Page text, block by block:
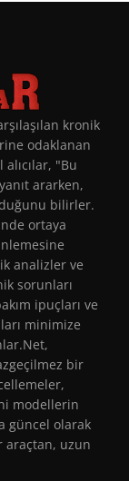
kronik
odaklanan
"Bu
ararken,
bilirler.
ortaya
analizler ve
sorunları
ipuçları ve
minimize
bir
modellerin
güncel olarak
araçtan, uzun